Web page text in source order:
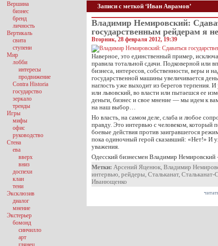
Записи с меткой ‘Иван Аврамов’
Владимир Немировский:
государственным рейдерам я
Вторник, 28 февраля 2012, 19:39
Наверное, это единственный пример,
правила тотальной сдачи. Подковерной или
бизнеса, интересов, собственности, веры и
государственной машины увеличивается
наглость уже выходит из берегов терпения.
или львовский, во власти или пытаешся ее
деньги, бизнес и свое мнение — мы идем к
на наш выбор…
Но власть, на самом деле, слаба и любое
правду. Это интервью с человеком, который
боевые действия против заигравшегося
пока одиночный герой сказавший: «Нет!» И
уважения.
Одесский бизнесмен Владимир
Метки: Арсений Яценюк, Владимир
интервью, рейдеры, Стальканат, Стальканат-
Иванющенко
Вершина
бизнес
бренд
личность
Вертикаль
свита
ступени
Мир
лобби
интересы
продвижение
Contra Historia
государство
зеркало
тренды
Игры
мифы
офис
руководство
Стена
ева
вверх
вниз
доспехи
клан
тени
Эксклюзив
диалог
мнение
Экстерьер
бомонд
синчилло
арт
глянец